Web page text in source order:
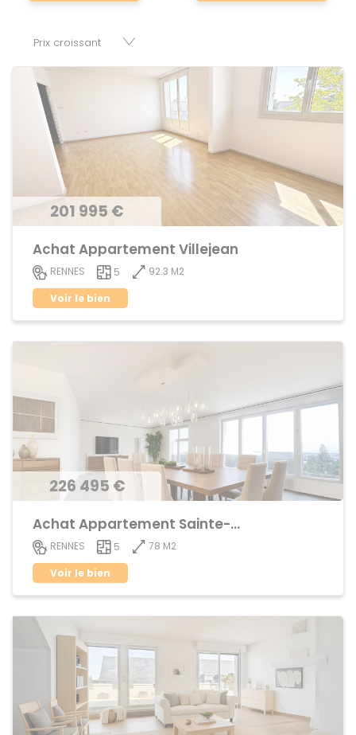
disposition parkings, cessions de baux, fonds de
201 995 €
Achat Appartement Villejean
RENNES 5
92.3 M2
Voir le bien
226 495 €
Achat Appartement Sainte-Thérèse
RENNES 5
78 M2
Voir le bien